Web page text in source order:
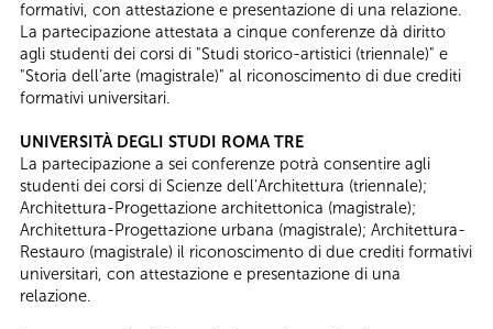
formativi, con attestazione e presentazione di una relazione.
La partecipazione attestata a cinque conferenze dà diritto
agli studenti dei corsi di "Studi storico-artistici (triennale)" e
"Storia dell’arte (magistrale)" al riconoscimento di due crediti
formativi universitari.
UNIVERSITÀ DEGLI STUDI ROMA TRE
La partecipazione a sei conferenze potrà consentire agli
studenti dei corsi di Scienze dell’Architettura (triennale);
Architettura-Progettazione architettonica (magistrale);
Architettura-Progettazione urbana (magistrale); Architettura-
Restauro (magistrale) il riconoscimento di due crediti formativi
universitari, con attestazione e presentazione di una
relazione.